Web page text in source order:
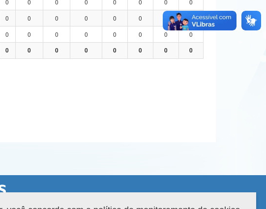
0 0 0 0 0 0 0
0
0 0 0 0 0 0
0
0 0 0 0 0 0 0
0
0 0 0 0 0 0 0 0